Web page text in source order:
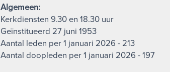
Algemeen:
Kerkdiensten 9.30 en 18.30 uur
Geïnstitueerd 27 juni 1953
Aantal leden per 1 januari 2026 - 213
Aantal doopleden per 1 januari 2026 - 197